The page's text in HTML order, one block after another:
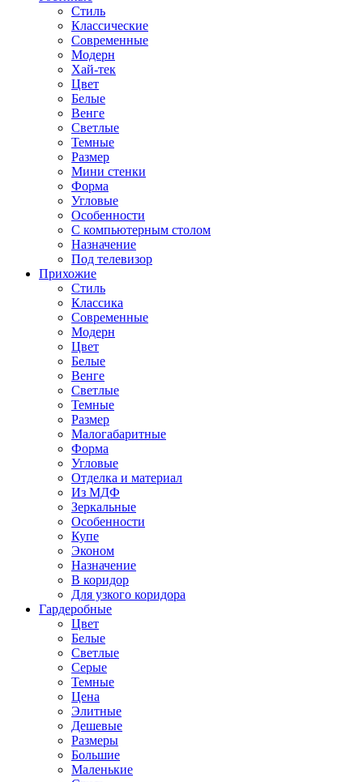
Стиль
Классические
Современные
Модерн
Хай-тек
Цвет
Белые
Венге
Светлые
Темные
Размер
Мини стенки
Форма
Угловые
Особенности
С компьютерным столом
Назначение
Под телевизор
Прихожие
Стиль
Классика
Современные
Модерн
Цвет
Белые
Венге
Светлые
Темные
Размер
Малогабаритные
Форма
Угловые
Отделка и материал
Из МДФ
Зеркальные
Особенности
Купе
Эконом
Назначение
В коридор
Для узкого коридора
Гардеробные
Цвет
Белые
Светлые
Серые
Темные
Цена
Элитные
Дешевые
Размеры
Большие
Маленькие